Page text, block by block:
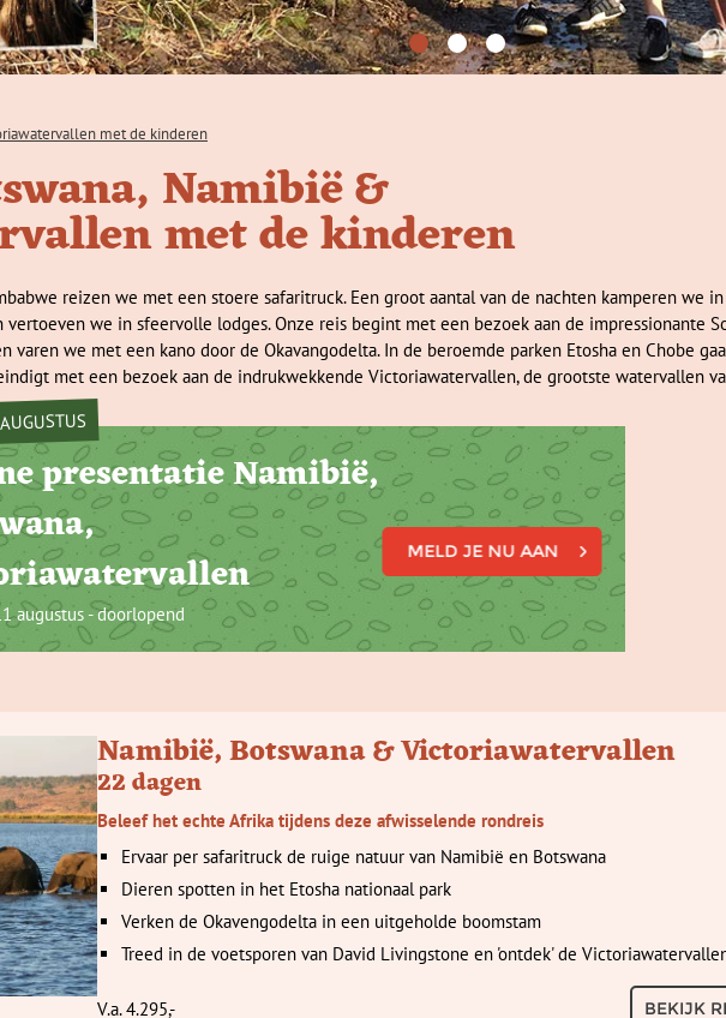
met de kinderen
Namibië &
met de kinderen
reizen we met een stoere safaritruck. Een groot aantal van de nachten kamperen we in
we in sfeervolle lodges. Onze reis begint met een bezoek aan de impressionante
varen we met een kano door de Okavangodelta. In de beroemde parken Etosha en Chobe
met een bezoek aan de indrukwekkende Victoriawatervallen, de grootste watervallen
presentatie Namibië,
augustus - doorlopend
MELD JE NU AAN
Namibië, Botswana & Victoriawatervallen
22 dagen
Beleef het echte Afrika tijdens deze afwisselende rondreis
Ervaar per safaritruck de ruige natuur van Namibië en Botswana
Dieren spotten in het Etosha nationaal park
Verken de Okavengodelta in een uitgeholde boomstam
Treed in de voetsporen van David Livingstone en 'ontdek' de
V.a. 4.295,- BEKIJK